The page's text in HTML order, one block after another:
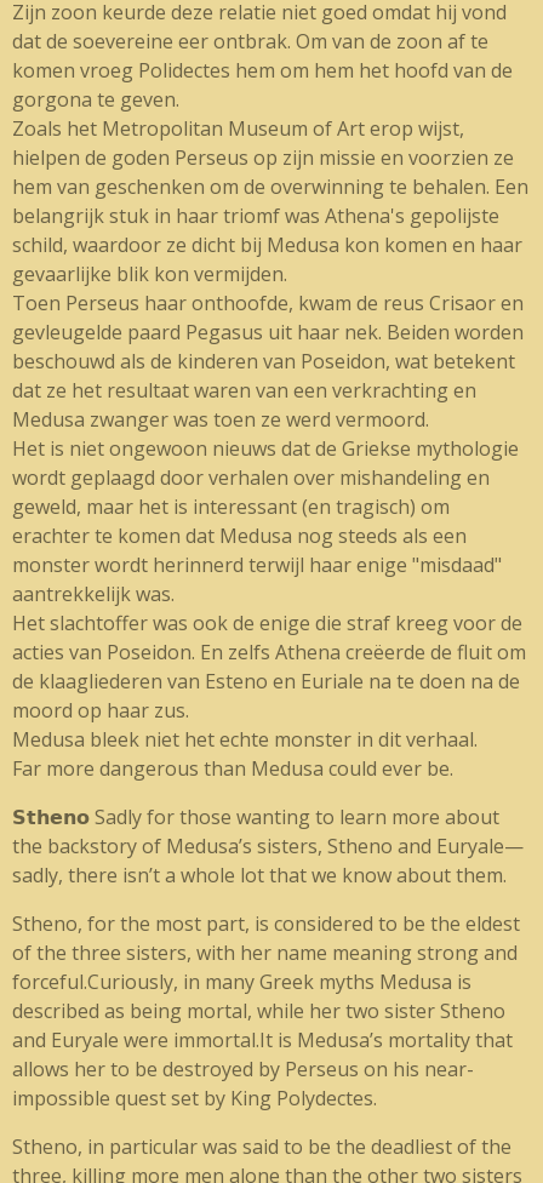
Zijn zoon keurde deze relatie niet goed omdat hij vond
dat de soevereine eer ontbrak. Om van de zoon af te
komen vroeg Polidectes hem om hem het hoofd van de
gorgona te geven.
Zoals het Metropolitan Museum of Art erop wijst,
hielpen de goden Perseus op zijn missie en voorzien ze
hem van geschenken om de overwinning te behalen. Een
belangrijk stuk in haar triomf was Athena's gepolijste
schild, waardoor ze dicht bij Medusa kon komen en haar
gevaarlijke blik kon vermijden.
Toen Perseus haar onthoofde, kwam de reus Crisaor en
gevleugelde paard Pegasus uit haar nek. Beiden worden
beschouwd als de kinderen van Poseidon, wat betekent
dat ze het resultaat waren van een verkrachting en
Medusa zwanger was toen ze werd vermoord.
Het is niet ongewoon nieuws dat de Griekse mythologie
wordt geplaagd door verhalen over mishandeling en
geweld, maar het is interessant (en tragisch) om
erachter te komen dat Medusa nog steeds als een
monster wordt herinnerd terwijl haar enige "misdaad"
aantrekkelijk was.
Het slachtoffer was ook de enige die straf kreeg voor de
acties van Poseidon. En zelfs Athena creëerde de fluit om
de klaagliederen van Esteno en Euriale na te doen na de
moord op haar zus.
Medusa bleek niet het echte monster in dit verhaal.
Far more dangerous than Medusa could ever be.
𝗦𝘁𝗵𝗲𝗻𝗼Sadly for those wanting to learn more about
the backstory of Medusa’s sisters, Stheno and Euryale—
sadly, there isn’t a whole lot that we know about them.
Stheno, for the most part, is considered to be the eldest
of the three sisters, with her name meaning strong and
forceful.Curiously, in many Greek myths Medusa is
described as being mortal, while her two sister Stheno
and Euryale were immortal.It is Medusa’s mortality that
allows her to be destroyed by Perseus on his near-
impossible quest set by King Polydectes.
Stheno, in particular was said to be the deadliest of the
three, killing more men alone than the other two sisters